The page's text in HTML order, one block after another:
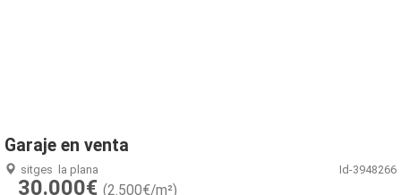
Garaje en venta
sitges la plana Id-3948266
30.000€ (2.500€/m²)